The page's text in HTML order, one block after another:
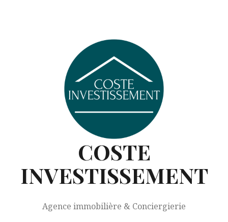
COSTE
INVESTISSEMENT
Agence immobilière & Conciergierie